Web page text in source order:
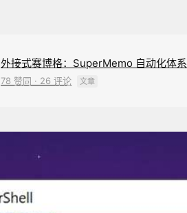
外接式赛博格：SuperMemo 自动化体系
78 赞同 · 26 评论 文章